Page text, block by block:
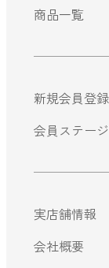
商品一覧
新規会員登録
会員ステー
実店舗情報
会社概要